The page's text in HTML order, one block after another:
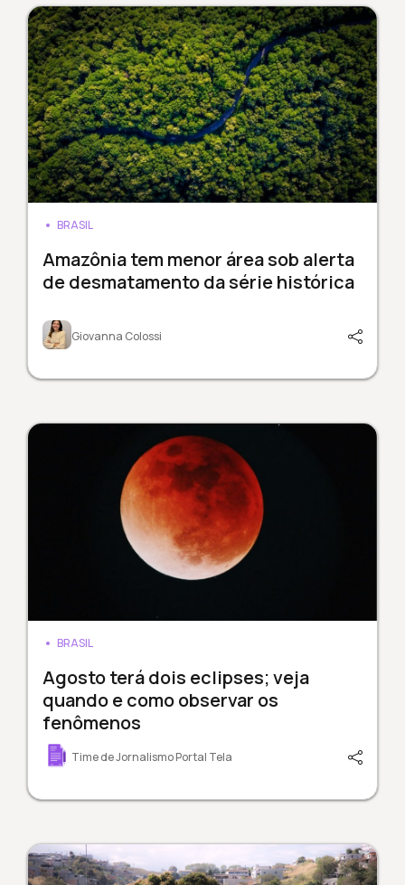
BRASIL
Amazônia tem menor área sob alerta
de desmatamento da série histórica
Giovanna Colossi
BRASIL
Agosto terá dois eclipses; veja
quando e como observar os
fenômenos
Time de Jornalismo Portal Tela